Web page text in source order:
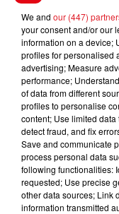
8 août 2026
GAGNEZ VOS
PARCS DU
LES
We and our (447)
your consent and/or our
information on a device;
profiles for personalised
advertising; Measure
performance;
of data from different
profiles to personalise
content; Use limited
detect fraud, and fix
Save and communicate
process personal data
following functionalities:
requested; Use precise
other data sources; Link
information transmitted